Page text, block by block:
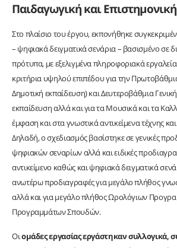
Παιδαγωγική και
Στο πλαίσιο του έργου, εκπονήθηκε
– ψηφιακά δειγματικά σενάρια – βασισμένο σε
πρότυπα, με εξελιγμένα πληροφοριακά
κριτήρια υψηλού επιπέδου για την
Δημοτική εκπαίδευση) και Δευτεροβάθμια
εκπαίδευση αλλά και για τα Μουσικά και τα
έμφαση και στα γνωστικά αντικείμενα τέχνης
Δηλαδή, ο σχεδιασμός βασίστηκε σε γενικές
ψηφιακών σεναρίων αλλά και ειδικές
αντικείμενο καθώς και ψηφιακά δειγματικά
ανωτέρω προδιαγραφές για μεγάλο πλήθος
αλλά και για μεγάλο πλήθος Ωρολόγιων
Προγραμμάτων Σπουδών.
Οιομάδες εργασίαςεργάστηκαν συλλογικά,